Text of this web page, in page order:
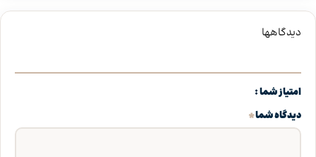
دیدگاهها
امتیاز شما
دیدگاه شما*